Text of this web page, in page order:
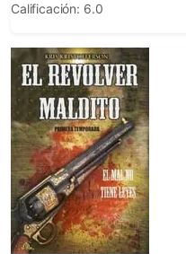
Calificación: 6.0